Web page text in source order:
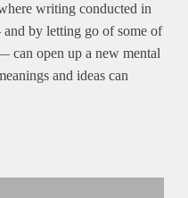
writing conducted in
by letting go of some of
can open up a new mental
and ideas can